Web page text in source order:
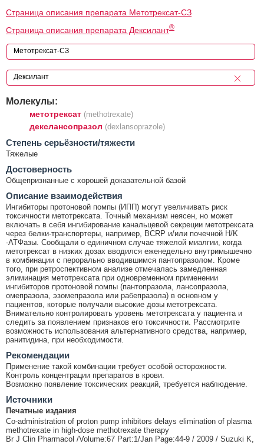
Страница описания препарата Метотрексат-СЗ
Страница описания препарата Дексилант®
Молекулы:
метотрексат (methotrexate)
декслансопразол (dexlansoprazole)
Cтепень серьёзности/тяжести
Тяжелые
Достоверность
Общепризнанные с хорошей доказательной базой
Описание взаимодействия
Ингибиторы протоновой помпы (ИПП) могут увеличивать риск
токсичности метотрексата. Точный механизм неясен, но может
включать в себя ингибирование канальцевой секреции метотрексата
через белки-транспортеры, например, BCRP и/или почечной H/K
-АТФазы. Сообщали о единичном случае тяжелой миалгии, когда
метотрексат в низких дозах вводился еженедельно внутримышечно
в комбинации с перорально вводившимся пантопразолом. Кроме
того, при ретроспективном анализе отмечалась замедленная
элиминация метотрексата при одновременном применении
ингибиторов протоновой помпы (пантопразола, лансопразола,
омепразола, эзомепразола или рабепразола) в основном у
пациентов, которые получали высокие дозы метотрексата.
Внимательно контролировать уровень метотрексата у пациента и
следить за появлением признаков его токсичности. Рассмотрите
возможность использования альтернативного средства, например,
ранитидина, при необходимости.
Рекомендации
Применение такой комбинации требует особой осторожности.
Контроль концентрации препаратов в крови.
Возможно появление токсических реакций, требуется наблюдение.
Источники
Печатные издания
Co-administration of proton pump inhibitors delays elimination of plasma
methotrexate in high-dose methotrexate therapy
Br J Clin Pharmacol /Volume:67 Part:1/Jan Page:44-9 / 2009 / Suzuki K,